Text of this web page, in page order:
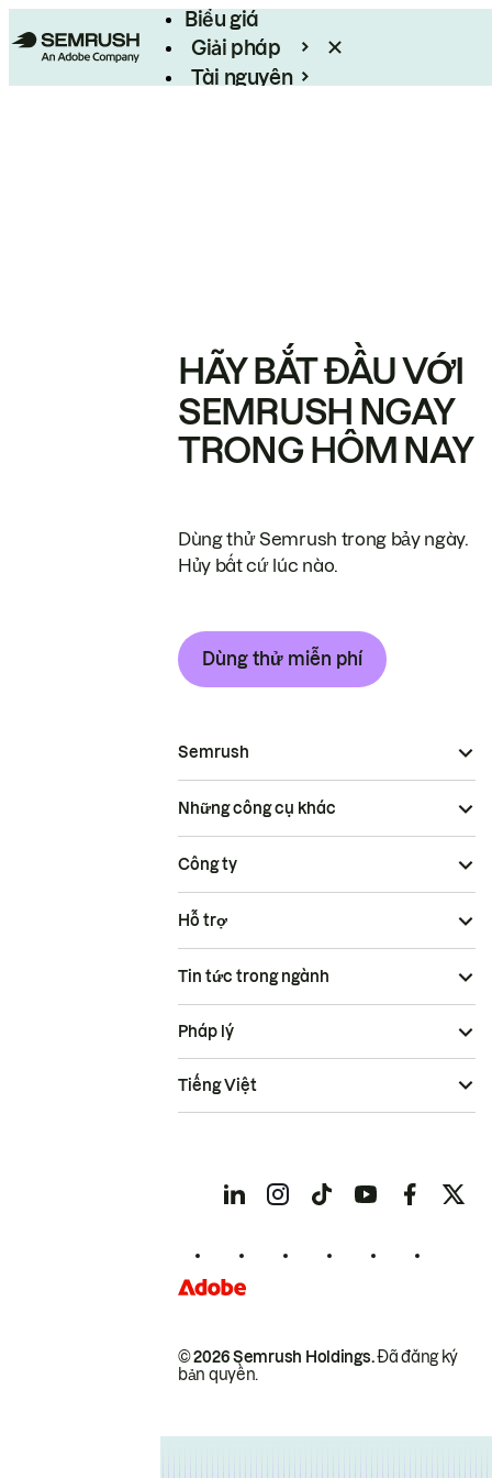
Biểu giá
Giải pháp
Tài nguyên
HÃY BẮT ĐẦU VỚI
SEMRUSH NGAY
TRONG HÔM NAY
Dùng thử Semrush trong bảy ngày.
Hủy bất cứ lúc nào.
Dùng thử miễn phí
Semrush
Những công cụ khác
Công ty
Hỗ trợ
Tin tức trong ngành
© 2026 Semrush Holdings.Đã đăng ký
bản quyền.
Pháp lý
Tiếng Việt